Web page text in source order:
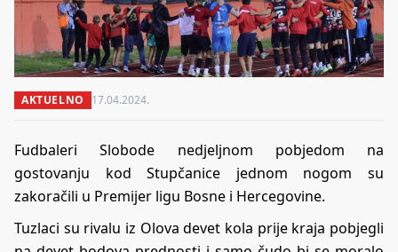
AKTUELNO 17.04.2024.
Fudbaleri Slobode nedjeljnom pobjedom na
gostovanju kod Stupčanice jednom nogom su
zakoračili u Premijer ligu Bosne i Hercegovine.
Tuzlaci su rivalu iz Olova devet kola prije kraja pobjegli